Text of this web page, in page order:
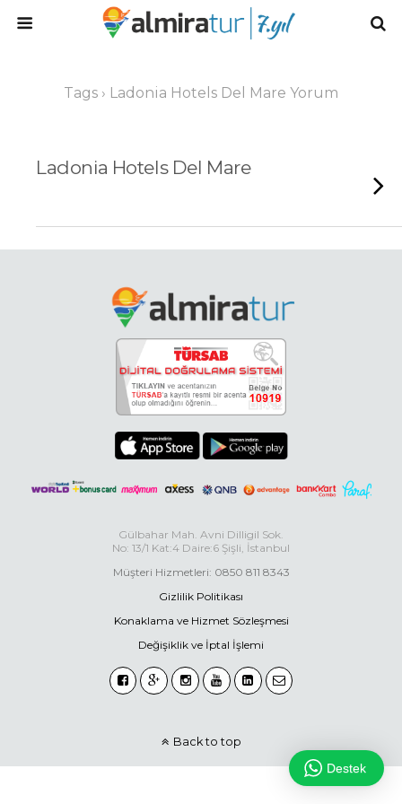
Tags › Ladonia Hotels Del Mare Yorum
Ladonia Hotels Del Mare
Gülbahar Mah. Avni Dilligil Sok.
No: 13/1 Kat:4 Daire:6 Şişli, İstanbul
Müşteri Hizmetleri: 0850 811 8343
Gizlilik Politikası
Konaklama ve Hizmet Sözleşmesi
Değişiklik ve İptal İşlemi
Back to top
Destek